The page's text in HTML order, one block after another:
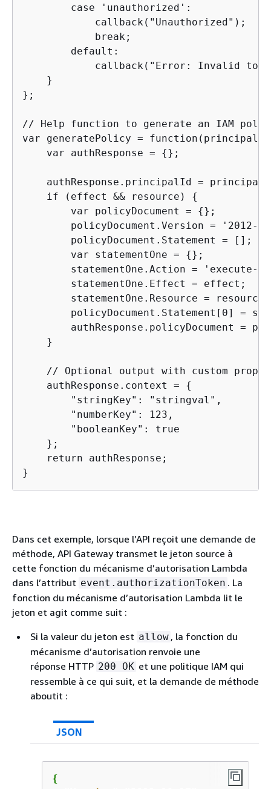
        case 'unauthorized':
callback("Unauthorized");
            break;
        default:
callback("Error: Invalid
    }
};
// Help function to generate an IAM
var generatePolicy =
    var authResponse =
{};
authResponse.principalId =
    if (effect && resource)
{
        var policyDocument =
{};
policyDocument.Version = '2012-
        policyDocument.Statement = [];
        var statementOne =
{};
statementOne.Action = 'execute-
        statementOne.Effect = effect;
        statementOne.Resource = resource;
policyDocument.Statement[0] =
authResponse.policyDocument =
    }
// Optional output with custom
    authResponse.context =
{
        "stringKey": "stringval",
        "numberKey": 123,
        "booleanKey": true
    };
    return authResponse;
}
Dans cet exemple, lorsque l’API reçoit une demande de
méthode, API Gateway transmet le jeton source à
cette fonction du mécanisme d’autorisation Lambda
dans l’attribut event.authorizationToken . La
fonction du mécanisme d’autorisation Lambda lit le
jeton et agit comme suit :
Si la valeur du jeton est allow , la fonction du
mécanisme d’autorisation renvoie une
réponse HTTP 200 OK et une politique IAM qui
ressemble à ce qui suit, et la demande de méthode
aboutit :
JSON
{